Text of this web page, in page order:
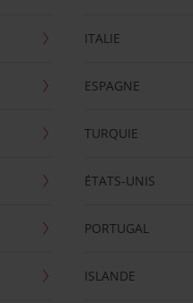
ITALIE
ESPAGNE
TURQUIE
ÉTATS-UNIS
PORTUGAL
ISLANDE